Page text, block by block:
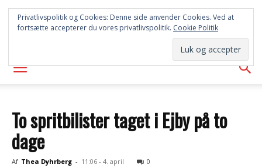
SYD
AVISEN
To spritbilister taget i Ejby på to
dage
Af Thea Dyhrberg - 11:06 - 4. april 0
Privatlivspolitik og Cookies: Denne side anvender Cookies. Ved at
fortsætte accepterer du vores privatlivspolitik. Cookie Politik